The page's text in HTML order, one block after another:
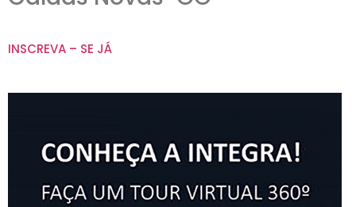
INSCREVA – SE JÁ